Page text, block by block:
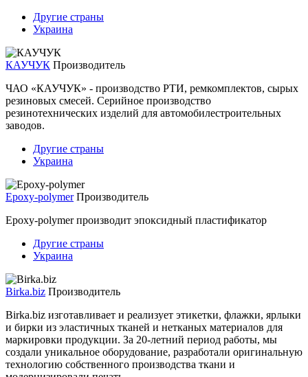
Другие страны
Украина
КАУЧУК Производитель
ЧАО «КАУЧУК» - производство РТИ, ремкомплектов, сырых
резиновых смесей. Серийное производство
резинотехнических изделий для автомобилестроительных
заводов.
Другие страны
Украина
Epoxy-polymer Производитель
Epoxy-polymer производит эпоксидный пластификатор
Другие страны
Украина
Birka.biz Производитель
Birka.biz изготавливает и реализует этикетки, флажки, ярлыки
и бирки из эластичных тканей и нетканых материалов для
маркировки продукции. За 20-летний период работы, мы
создали уникальное оборудование, разработали оригинальную
технологию собственного производства ткани и